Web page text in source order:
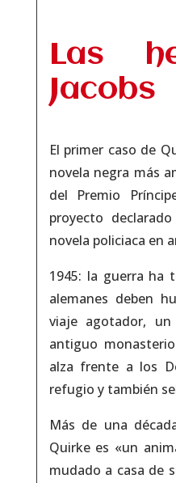
Las
Jacobs
El primer caso de
novela negra más
del Premio
proyecto
novela policiaca en
1945: la guerra ha
alemanes deben
viaje agotador,
antiguo
alza frente a los
refugio y también
Más de una
Quirke es «un
mudado a casa de